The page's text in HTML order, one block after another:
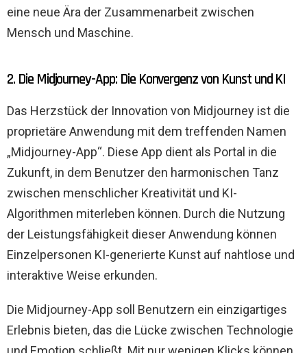
eine neue Ära der Zusammenarbeit zwischen
Mensch und Maschine.
2. Die Midjourney-App: Die Konvergenz von Kunst und KI
Das Herzstück der Innovation von Midjourney ist die
proprietäre Anwendung mit dem treffenden Namen
„Midjourney-App“. Diese App dient als Portal in die
Zukunft, in dem Benutzer den harmonischen Tanz
zwischen menschlicher Kreativität und KI-
Algorithmen miterleben können. Durch die Nutzung
der Leistungsfähigkeit dieser Anwendung können
Einzelpersonen KI-generierte Kunst auf nahtlose und
interaktive Weise erkunden.
Die Midjourney-App soll Benutzern ein einzigartiges
Erlebnis bieten, das die Lücke zwischen Technologie